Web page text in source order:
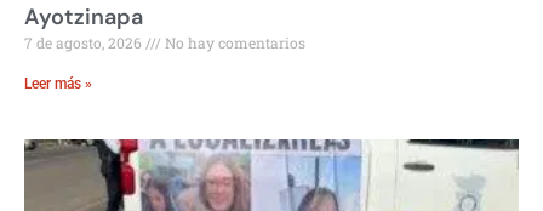
Ayotzinapa
7 de agosto, 2026 No hay comentarios
Leer más »